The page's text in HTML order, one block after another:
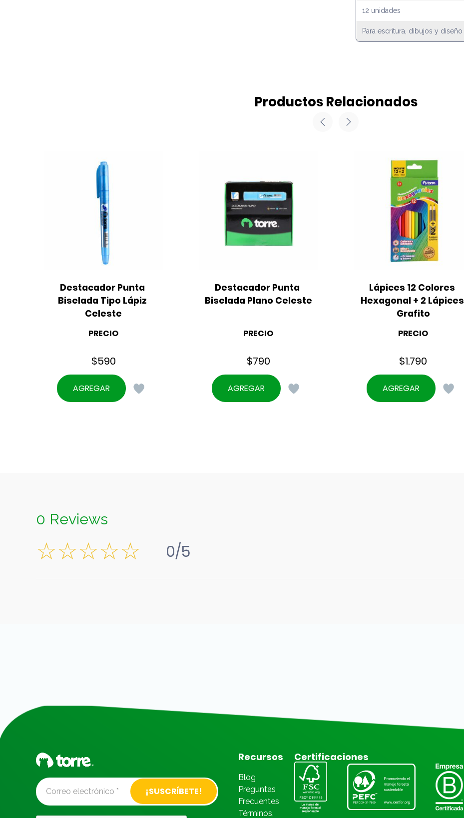
12 unidades
Para escritura, dibujos y diseño
Productos Relacionados
Destacador Punta
Biselada Tipo Lápiz
Celeste
PRECIO
$590
AGREGAR
Destacador Punta
Biselada Plano Celeste
PRECIO
$790
AGREGAR
Lápices 12 Colores
Hexagonal + 2 Lápices
Grafito
PRECIO
$1.790
AGREGAR
0 Reviews
0/5
Alternative:
Recursos
Blog
Preguntas
Frecuentes
Términos,
Certificaciones